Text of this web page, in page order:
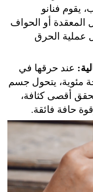
يقوم فنانو
المعقدة أو الحواف
عملية الحرق
عند حرقها في
تتجاوز 1300 درجة مئوية، يتحول جسم
أقصى كثافة،
حافة فائقة.